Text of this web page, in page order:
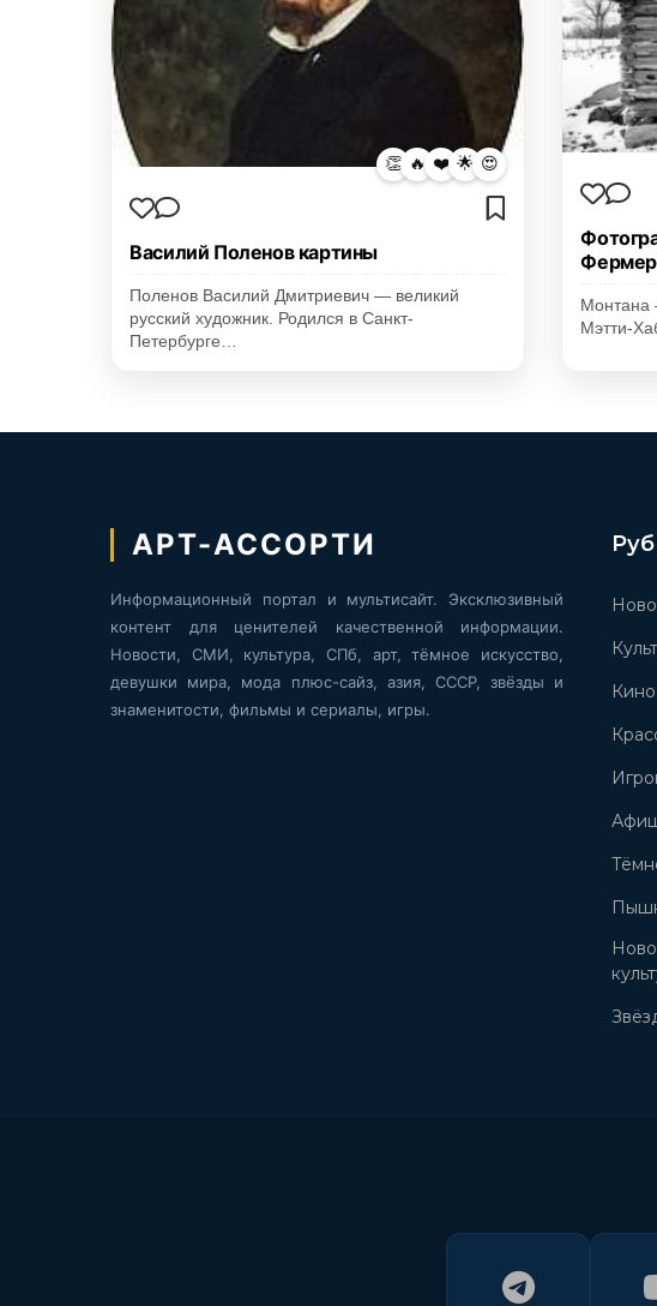
👏 🔥 ❤️ 🌟 😍
Василий Поленов картины
Поленов Василий Дмитриевич — великий
русский художник. Родился в Санкт-
Петербурге…
Монтана
Мэтти-
АРТ-АССОРТИ
Информационный портал и мультисайт. Эксклюзивный
контент для ценителей качественной информации.
Новости, СМИ, культура, СПб, арт, тёмное искусство,
девушки мира, мода плюс-сайз, азия, СССР, звёзды и
знаменитости, фильмы и сериалы, игры.